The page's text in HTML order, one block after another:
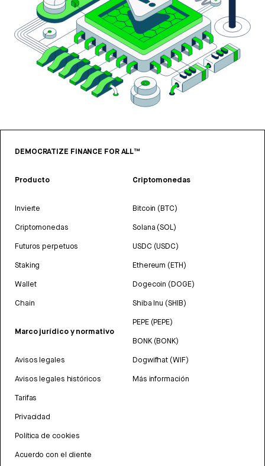
DEMOCRATIZE FINANCE FOR ALL™
Producto
Invierte
Criptomonedas
Futuros perpetuos
Staking
Wallet
Chain
Marco jurídico y normativo
Avisos legales
Avisos legales históricos
Tarifas
Privacidad
Política de cookies
Acuerdo con el cliente
Criptomonedas
Bitcoin (BTC)
Solana (SOL)
USDC (USDC)
Ethereum (ETH)
Dogecoin (DOGE)
Shiba Inu (SHIB)
PEPE (PEPE)
BONK (BONK)
Dogwifhat (WIF)
Más información